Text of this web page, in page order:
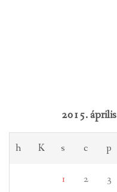
2015. április
h K s c p
1 2 3